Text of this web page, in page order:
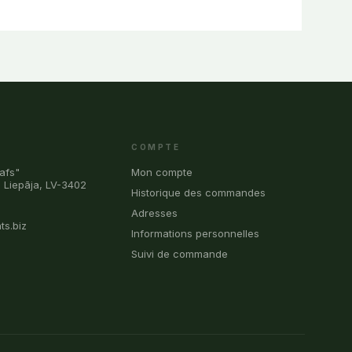
Liepāja, LV-3402
COMPTE
Mon compte
Historique des commandes
Adresses
Informations personnelles
Suivi de commande